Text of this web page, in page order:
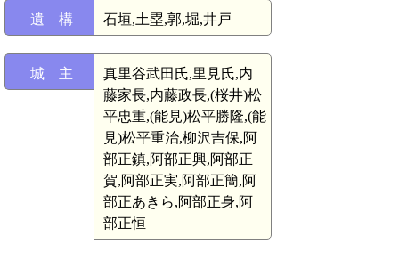
遺 構 石垣,土塁,郭,堀,井戸
城 主
真里谷武田氏,里見氏,内
藤家長,内藤政長,(桜井)松
平忠重,(能見)松平勝隆,(能
見)松平重治,柳沢吉保,阿
部正鎮,阿部正興,阿部正
賀,阿部正実,阿部正簡,阿
部正あきら,阿部正身,阿
部正恒